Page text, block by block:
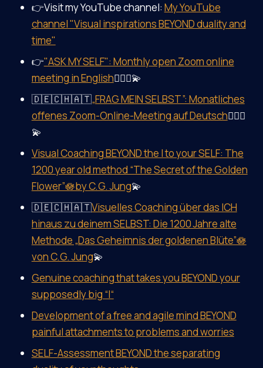
👉Visit my YouTube channel: My YouTube
channel "Visual inspirations BEYOND duality and
time"
👉"ASK MY SELF": Monthly open Zoom online
meeting in English🤷‍♀️✨💫
🇩🇪🇨🇭🇦🇹„FRAG MEIN SELBST”: Monatliches
offenes Zoom-Online-Meeting auf Deutsch🤷‍♀️✨
💫
Visual Coaching BEYOND the I to your SELF: The
1200 year old method “The Secret of the Golden
Flower”🪷by C.G. Jung💫
🇩🇪🇨🇭🇦🇹Visuelles Coaching über das ICH
hinaus zu deinem SELBST: Die 1200 Jahre alte
Methode „Das Geheimnis der goldenen Blüte”🪷
von C.G. Jung💫
Genuine coaching that takes you BEYOND your
supposedly big “I“
Development of a free and agile mind BEYOND
painful attachments to problems and worries
SELF-Assessment BEYOND the separating